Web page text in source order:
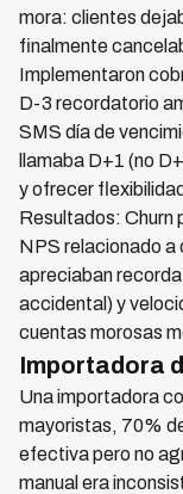
mora: clientes
finalmente
Implementaron
D-3 recordatorio
SMS día de
llamaba D+1 (no
y ofrecer
Resultados: Churn
NPS relacionado a
apreciaban
accidental) y
cuentas morosas
Importadora
Una importadora
mayoristas, 70%
efectiva pero no
manual era